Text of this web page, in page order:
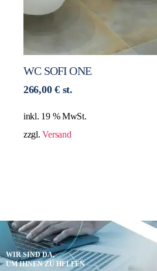
WC SOFI ONE
266,00€ st.
inkl. 19 % MwSt.
zzgl.Versand
WIR SIND DA,
UM IHNEN ZU HELFEN